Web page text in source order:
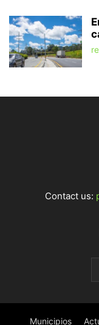
Contact us:
Municipios